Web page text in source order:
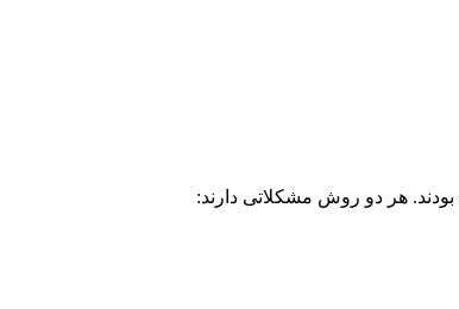
بودند. هر دو روش مشکلاتی دارند: